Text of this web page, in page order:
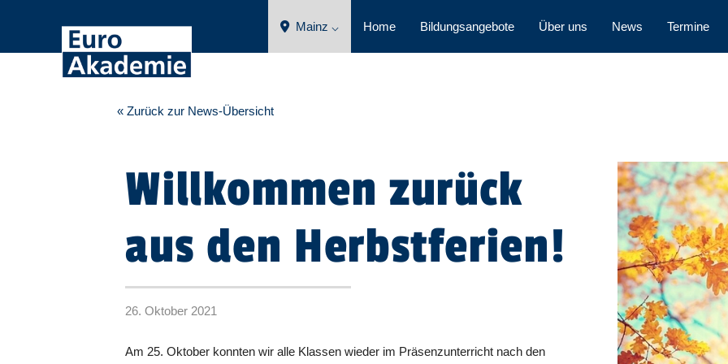
Mainz ⌵ Home Bildungsangebote Über uns News Termine
« Zurück zur News-Übersicht
Willkommen zurück
aus den Herbstferien!
26. Oktober 2021
Am 25. Oktober konnten wir alle Klassen wieder im Präsenzunterricht nach den